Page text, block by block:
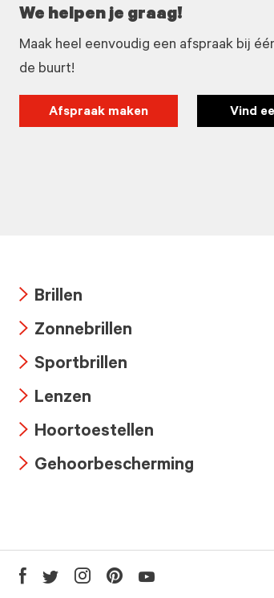
We helpen je graag!
Maak heel eenvoudig een afspraak bij
de buurt!
Afspraak maken Vind
icon
Brillen
icon
Zonnebrillen
icon
Sportbrillen
icon
Lenzen
icon
Hoortoestellen
Gehoorbescherming